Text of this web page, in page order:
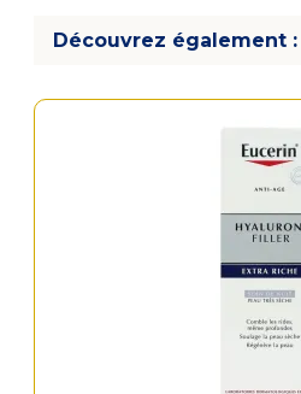
Découvrez également :